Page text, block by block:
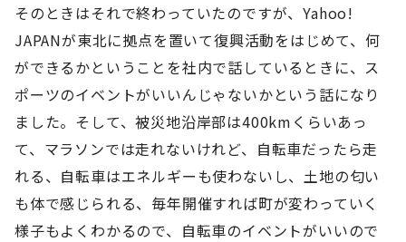
そのときはそれで終わっていたのですが、Yahoo!
JAPANが東北に拠点を置いて復興活動をはじめて、何
ができるかということを社内で話しているときに、ス
ポーツのイベントがいいんじゃないかという話になり
ました。そして、被災地沿岸部は400kmくらいあっ
て、マラソンでは走れないけれど、自転車だったら走
れる、自転車はエネルギーも使わないし、土地の匂い
も体で感じられる、毎年開催すれば町が変わっていく
様子もよくわかるので、自転車のイベントがいいので